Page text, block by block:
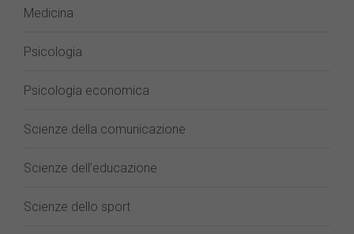
Medicina
Psicologia
Psicologia economica
Scienze della comunicazione
Scienze dell’educazione
Scienze dello sport